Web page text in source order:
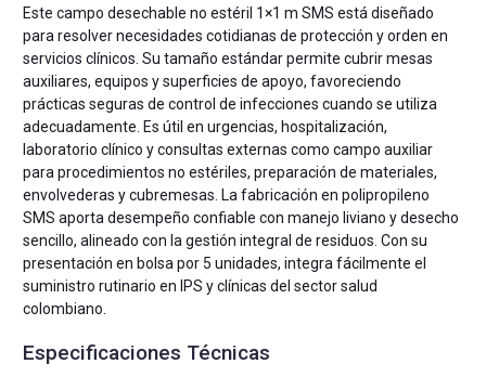
Este campo desechable no estéril 1×1 m SMS está diseñado
para resolver necesidades cotidianas de protección y orden en
servicios clínicos. Su tamaño estándar permite cubrir mesas
auxiliares, equipos y superficies de apoyo, favoreciendo
prácticas seguras de control de infecciones cuando se utiliza
adecuadamente. Es útil en urgencias, hospitalización,
laboratorio clínico y consultas externas como campo auxiliar
para procedimientos no estériles, preparación de materiales,
envolvederas y cubremesas. La fabricación en polipropileno
SMS aporta desempeño confiable con manejo liviano y desecho
sencillo, alineado con la gestión integral de residuos. Con su
presentación en bolsa por 5 unidades, integra fácilmente el
suministro rutinario en IPS y clínicas del sector salud
colombiano.
Especificaciones Técnicas